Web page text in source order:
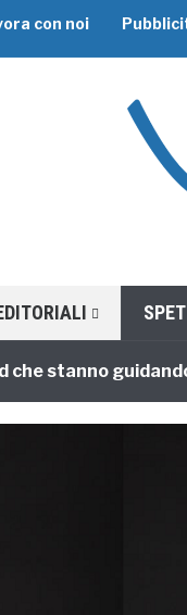
con noi
stanno guidando il